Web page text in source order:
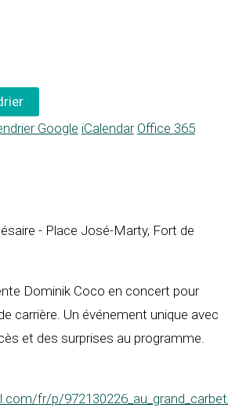
Google iCalendar Office 365
- Place José-Marty, Fort de
Dominik Coco en concert pour
carrière. Un événement unique avec
et des surprises au programme.
fr/p/